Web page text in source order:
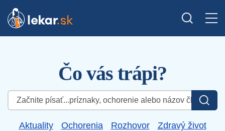
Čo vás trápi?
Hľadať:
Aktuality Ochorenia Rozhovor Zdravý život